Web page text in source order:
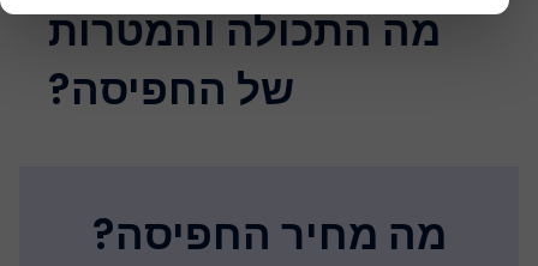
מה התכולה והמטרות
של החפיסה?
מה מחיר החפיסה?